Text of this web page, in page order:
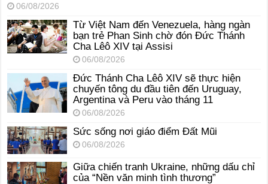
06/08/2026
Từ Việt Nam đến Venezuela, hàng ngàn
bạn trẻ Phan Sinh chờ đón Đức Thánh
Cha Lêô XIV tại Assisi
06/08/2026
Đức Thánh Cha Lêô XIV sẽ thực hiện
chuyến tông du đầu tiên đến Uruguay,
Argentina và Peru vào tháng 11
06/08/2026
Sức sống nơi giáo điểm Đất Mũi
06/08/2026
Giữa chiến tranh Ukraine, những dấu chỉ
của “Nền văn minh tình thương”